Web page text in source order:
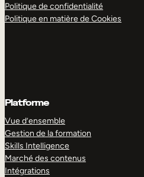
Politique de confidentialité
Politique en matière de Cookies
Platforme
Vue d’ensemble
Gestion de la formation
Skills Intelligence
Marché des contenus
Intégrations